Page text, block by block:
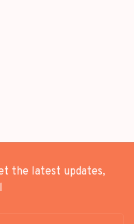
the latest updates,